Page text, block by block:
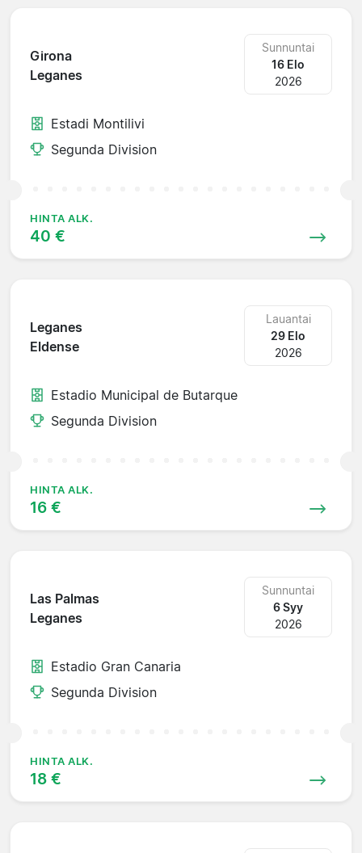
Girona
Leganes
Sunnuntai
16 Elo
2026
Estadi Montilivi
Segunda Division
HINTA ALK.
40 €
Leganes
Eldense
Lauantai
29 Elo
2026
Estadio Municipal de Butarque
Segunda Division
HINTA ALK.
16 €
Las Palmas
Leganes
Sunnuntai
6 Syy
2026
Estadio Gran Canaria
Segunda Division
HINTA ALK.
18 €